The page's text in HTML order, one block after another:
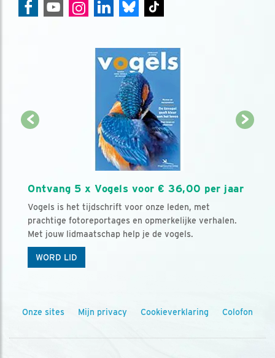
Ontvang 5 x Vogels voor € 36,00 per jaar
Vogels is het tijdschrift voor onze leden, met
prachtige fotoreportages en opmerkelijke verhalen.
Met jouw lidmaatschap help je de vogels.
WORD LID
Onze sites Mijn privacy Cookieverklaring Colofon